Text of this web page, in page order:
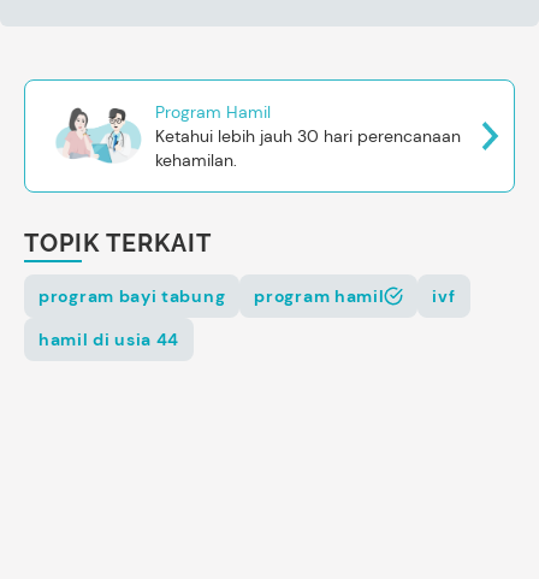
Program Hamil
Ketahui lebih jauh 30 hari perencanaan
kehamilan.
TOPIK TERKAIT
program bayi tabung program hamil
ivf
hamil di usia 44